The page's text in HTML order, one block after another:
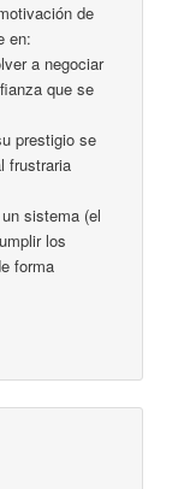
de
en:
a negociar
que se
prestigio se
frustraria
sistema (el
los
forma